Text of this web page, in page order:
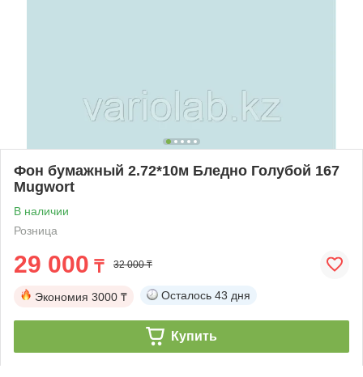
Фон бумажный 2.72*10м Бледно Голубой 167
Mugwort
В наличии
Розница
29 000 ₸ 32 000 ₸
Экономия 3000 ₸ Осталось 43 дня
Купить